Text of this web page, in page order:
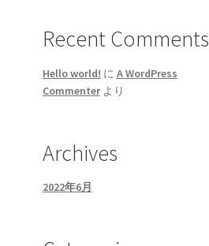
Recent Comments
Hello world! に A WordPress
Commenterより
Archives
2022年6月